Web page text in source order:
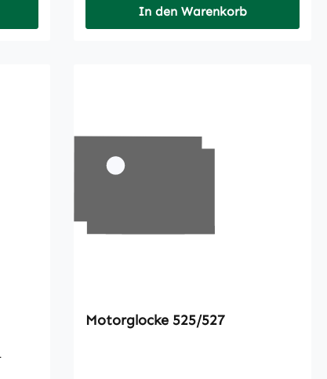
In den Warenkorb
Motorglocke 525/527